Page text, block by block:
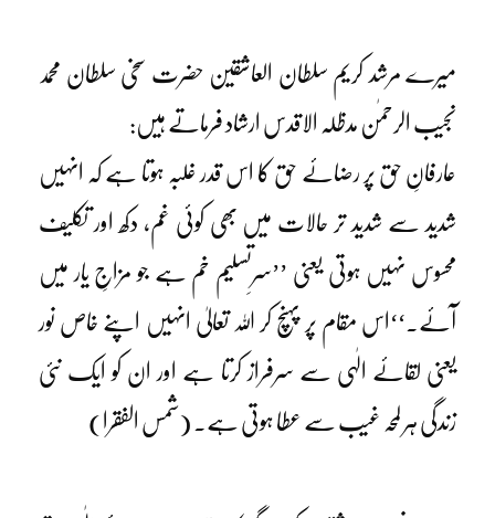
میرے مرشد کریم سلطان العاشقین حضرت سخی سلطان محمد
نجیب الرحمٰن مدظلہ الاقدس ارشاد فرماتے ہیں:
عارفانِ حق پر رضائے حق کا اس قدر غلبہ ہوتا ہے کہ انہیں
شدید سے شدید تر حالات میں بھی کوئی غم، دکھ اور تکلیف
محسوس نہیں ہوتی یعنی ’’سرِتسلیم خم ہے جو مزاجِ یار میں
آئے۔‘‘اس مقام پر پہنچ کر اللہ تعالیٰ انہیں اپنے خاص نور
یعنی لقائے الٰہی سے سرفراز کرتا ہے اور ان کو ایک نئی
زندگی ہر لمحہ غیب سے عطا ہوتی ہے۔ (شمس الفقرا)